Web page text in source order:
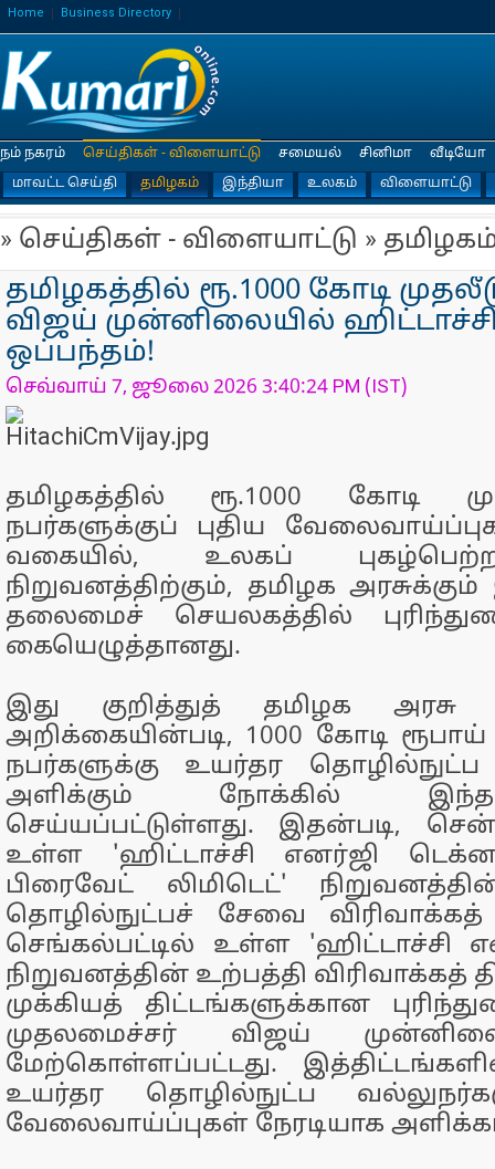
Home Business Directory
நம் நகரம்
செய்திகள் - விளையாட்டு
மாவட்ட செய்தி
தமிழகம் இந்தியா உலகம் விளையாட்டு
சமையல் சினிமா வீடியோ
» செய்திகள் - விளையாட்டு »
தமிழகத்தில் ரூ.1000 கோடி
விஜய் முன்னிலையில்
ஒப்பந்தம்!
செவ்வாய் 7, ஜூலை 2026 3:40:24 PM (IST)
தமிழகத்தில் ரூ.1000 கோடி
நபர்களுக்குப் புதிய
வகையில், உலகப்
நிறுவனத்திற்கும், தமிழக
தலைமைச் செயலகத்தில்
கையெழுத்தானது.
இது குறித்துத் தமிழக அரசு
அறிக்கையின்படி, 1000 கோடி ரூபாய்
நபர்களுக்கு உயர்தர
அளிக்கும் நோக்கில்
செய்யப்பட்டுள்ளது. இதன்படி,
உள்ள 'ஹிட்டாச்சி எனர்ஜி
பிரைவேட் லிமிடெட்'
தொழில்நுட்பச் சேவை விரிவாக்கத்
செங்கல்பட்டில் உள்ள 'ஹிட்டாச்சி
நிறுவனத்தின் உற்பத்தி விரிவாக்கத்
முக்கியத் திட்டங்களுக்கான
முதலமைச்சர் விஜய்
மேற்கொள்ளப்பட்டது.
உயர்தர தொழில்நுட்ப
வேலைவாய்ப்புகள் நேரடியாக